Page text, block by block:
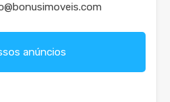
anúncios